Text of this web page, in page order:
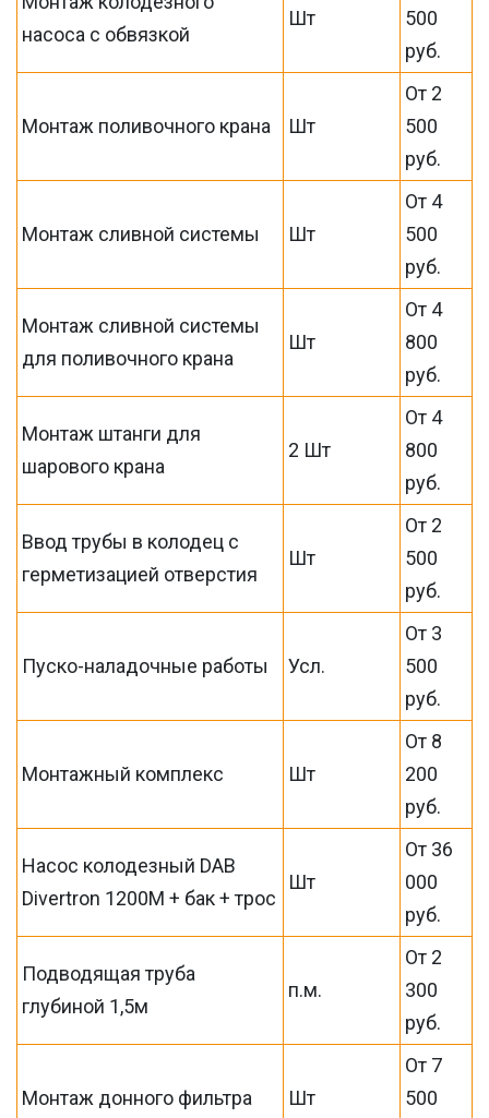
насоса с обвязкой
Шт
500
руб.
Монтаж поливочного крана Шт
От 2
500
руб.
Монтаж сливной системы Шт
От 4
500
руб.
Монтаж сливной системы
для поливочного крана
Шт
От 4
800
руб.
Монтаж штанги для
шарового крана
2 Шт
От 4
800
руб.
Ввод трубы в колодец с
герметизацией отверстия
Шт
От 2
500
руб.
Пуско-наладочные работы Усл.
От 3
500
руб.
Монтажный комплекс Шт
От 8
200
руб.
Насос колодезный DAB
Divertron 1200M + бак + трос
Шт
От 36
000
руб.
Подводящая труба
глубиной 1,5м
п.м.
От 2
300
руб.
Монтаж донного фильтра Шт
От 7
500